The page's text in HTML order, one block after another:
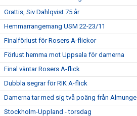
Grattis, Siv Dahlqvist 75 år
Hemmarrangemang USM 22-23/11
Finalförlust för Rosers A-flickor
Förlust hemma mot Uppsala för damerna
Final väntar Rosers A-flick
Dubbla segrar för RIK A-flick
Damerna tar med sig två poäng från Almunge
Stockholm-Uppland - torsdag